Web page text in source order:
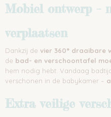
Mobiel ontwerp –
verplaatsen
Dankzij de vier 360° draaibare
de bad- en verschoontafel
hem nodig hebt. Vandaag
verschonen in de babykamer –
Extra veilige